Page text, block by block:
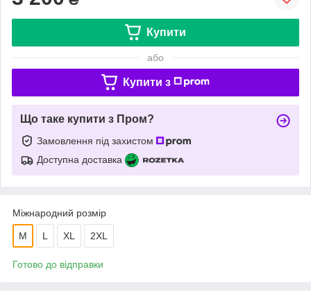
Купити
або
Купити з
Що таке купити з Пром?
Замовлення під захистом
Доступна доставка
Міжнародний розмір
M L XL 2XL
Готово до відправки